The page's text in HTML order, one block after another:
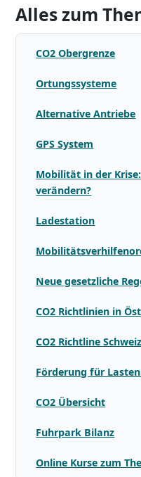
Alles zum
CO2 Obergrenze
Ortungssysteme
Alternative Antriebe
GPS System
Mobilität in der
verändern?
Ladestation
Neue gesetzliche
CO2 Richtlinien in
CO2 Richtline Schweiz
Förderung für
CO2 Übersicht
Fuhrpark Bilanz
Online Kurse zum